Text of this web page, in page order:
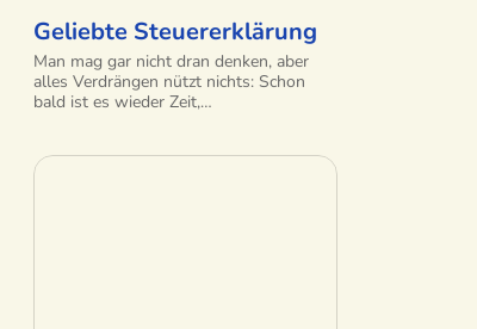
Geliebte Steuererklärung
Man mag gar nicht dran denken, aber
alles Verdrängen nützt nichts: Schon
bald ist es wieder Zeit,…